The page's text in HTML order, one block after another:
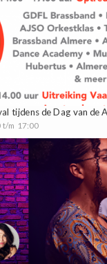
tijdens de Dag van de
t/m 17:00